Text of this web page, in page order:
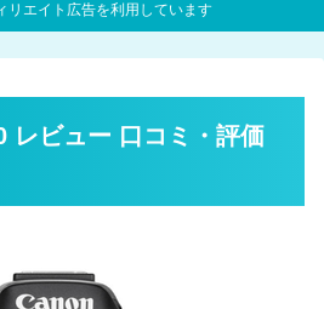
リエイト広告を利用しています
レビュー 口コミ・評価